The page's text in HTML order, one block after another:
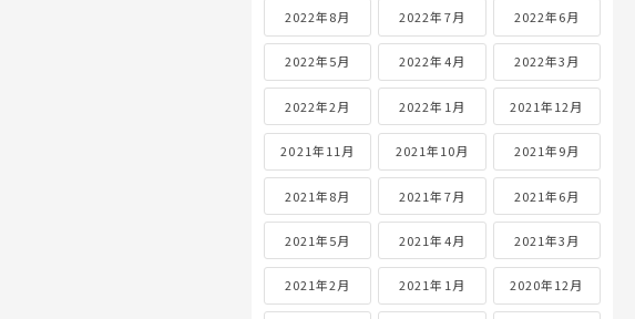
2022年8月 2022年7月 2022年6月
2022年5月 2022年4月 2022年3月
2022年2月 2022年1月 2021年12月
2021年11月 2021年10月 2021年9月
2021年8月 2021年7月 2021年6月
2021年5月 2021年4月 2021年3月
2021年2月 2021年1月 2020年12月